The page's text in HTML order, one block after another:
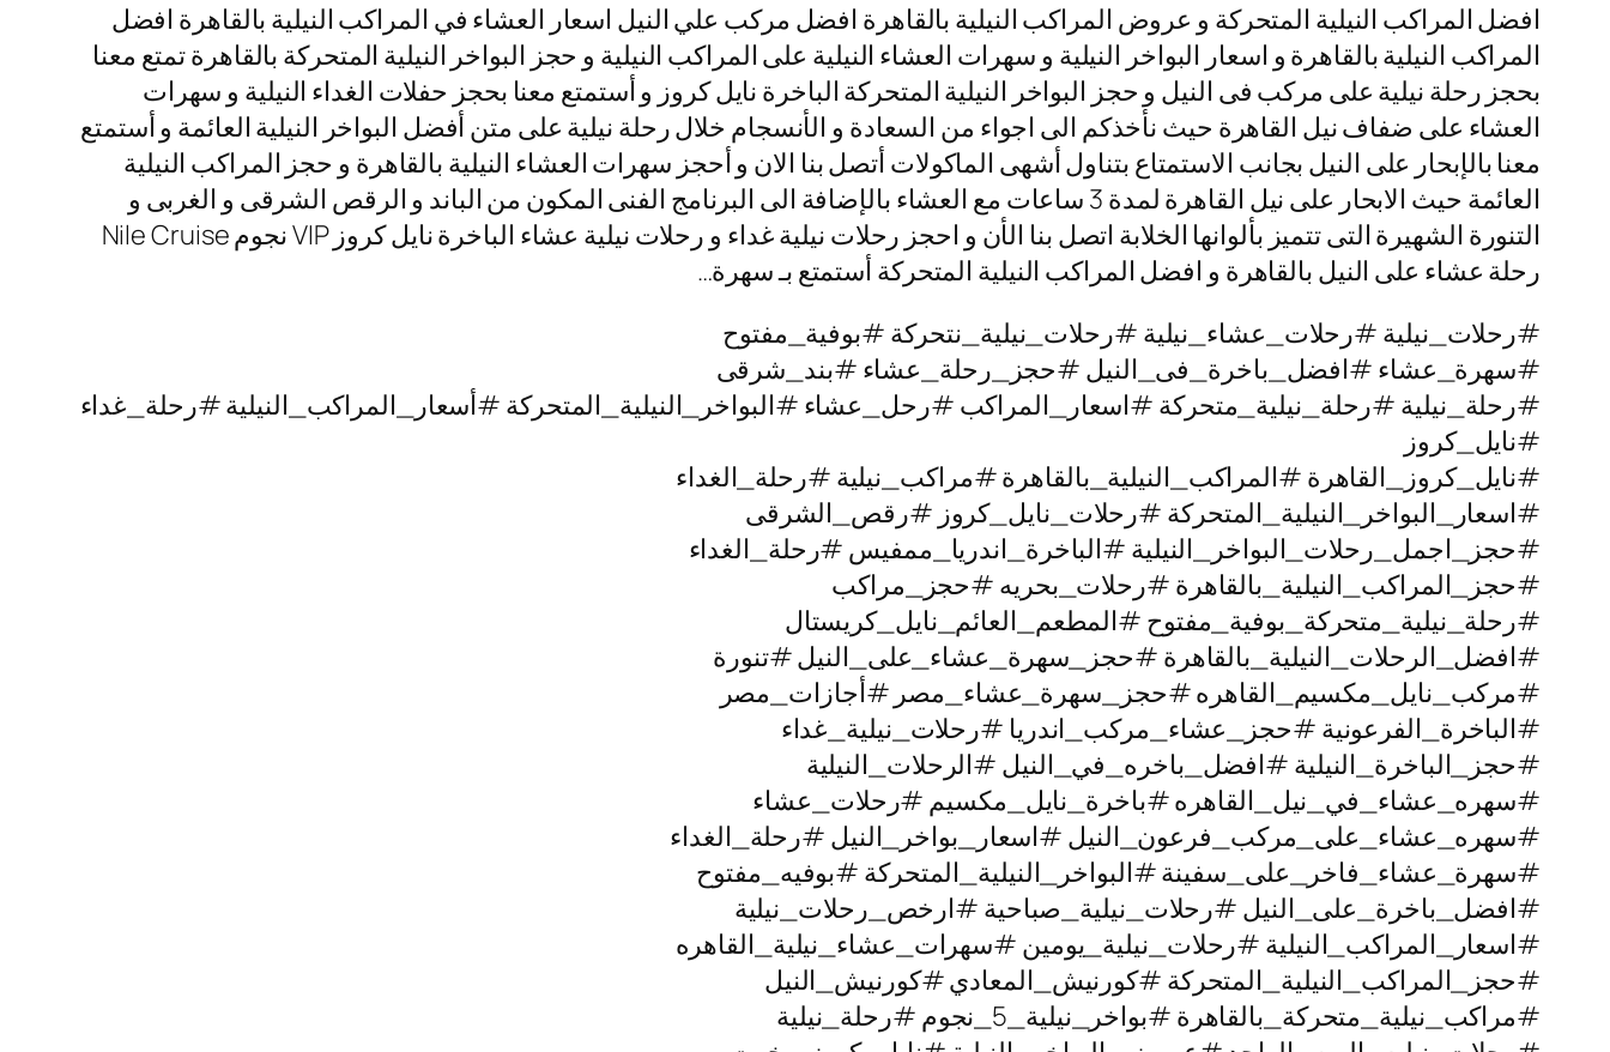
افضل المراكب النيلية المتحركة و عروض المراكب النيلية بالقاهرة افضل مركب علي النيل اسعار العشاء في المراكب النيلية بالقاهرة افضل
المراكب النيلية بالقاهرة و اسعار البواخر النيلية و سهرات العشاء النيلية على المراكب النيلية و حجز البواخر النيلية المتحركة بالقاهرة تمتع معنا
بحجز رحلة نيلية على مركب فى النيل و حجز البواخر النيلية المتحركة الباخرة نايل كروز و أستمتع معنا بحجز حفلات الغداء النيلية و سهرات
العشاء على ضفاف نيل القاهرة حيث نأخذكم الى اجواء من السعادة و الأنسجام خلال رحلة نيلية على متن أفضل البواخر النيلية العائمة و أستمتع
معنا بالإبحار على النيل بجانب الاستمتاع بتناول أشهى الماكولات أتصل بنا الان و أحجز سهرات العشاء النيلية بالقاهرة و حجز المراكب النيلية
العائمة حيث الابحار على نيل القاهرة لمدة 3 ساعات مع العشاء بالإضافة الى البرنامج الفنى المكون من الباند و الرقص الشرقى و الغربى و
التنورة الشهيرة التى تتميز بألوانها الخلابة اتصل بنا الأن و احجز رحلات نيلية غداء و رحلات نيلية عشاء الباخرة نايل كروز VIP نجوم Nile Cruise
رحلة عشاء على النيل بالقاهرة و افضل المراكب النيلية المتحركة أستمتع بـ سهرة…
#رحلات_نيلية #رحلات_عشاء_نيلية #رحلات_نيلية_نتحركة #بوفية_مفتوح
#سهرة_عشاء #افضل_باخرة_فى_النيل #حجز_رحلة_عشاء #بند_شرقى
#رحلة_نيلية #رحلة_نيلية_متحركة #اسعار_المراكب #رحل_عشاء #البواخر_النيلية_المتحركة #أسعار_المراكب_النيلية #رحلة_غداء
#نايل_كروز
#نايل_كروز_القاهرة #المراكب_النيلية_بالقاهرة #مراكب_نيلية #رحلة_الغداء
#اسعار_البواخر_النيلية_المتحركة #رحلات_نايل_كروز #رقص_الشرقى
#حجز_اجمل_رحلات_البواخر_النيلية #الباخرة_اندريا_ممفيس #رحلة_الغداء
#حجز_المراكب_النيلية_بالقاهرة #رحلات_بحريه #حجز_مراكب
#رحلة_نيلية_متحركة_بوفية_مفتوح #المطعم_العائم_نايل_كريستال
#افضل_الرحلات_النيلية_بالقاهرة #حجز_سهرة_عشاء_على_النيل #تنورة
#مركب_نايل_مكسيم_القاهره #حجز_سهرة_عشاء_مصر #أجازات_مصر
#الباخرة_الفرعونية #حجز_عشاء_مركب_اندريا #رحلات_نيلية_غداء
#حجز_الباخرة_النيلية #افضل_باخره_في_النيل #الرحلات_النيلية
#سهره_عشاء_في_نيل_القاهره‏ #باخرة_نايل_مكسيم #رحلات_عشاء
#سهره_عشاء_على_مركب_فرعون_النيل #اسعار_بواخر_النيل #رحلة_الغداء
#سهرة_عشاء_فاخر_على_سفينة #البواخر_النيلية_المتحركة #بوفيه_مفتوح
#افضل_باخرة_على_النيل #رحلات_نيلية_صباحية #ارخص_رحلات_نيلية
#اسعار_المراكب_النيلية #رحلات_نيلية_يومين #سهرات_عشاء_نيلية_القاهره
#حجز_المراكب_النيلية_المتحركة #كورنيش_المعادي #كورنيش_النيل
#مراكب_نيلية_متحركة_بالقاهرة #بواخر_نيلية_5_نجوم #رحلة_نيلية